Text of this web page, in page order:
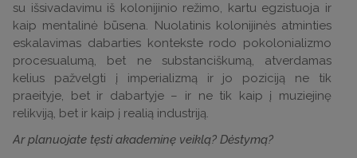
su išsivadavimu iš kolonijinio režimo, kartu egzistuoja ir
kaip mentalinė būsena. Nuolatinis kolonijinės atminties
eskalavimas dabarties kontekste rodo pokolonializmo
procesualumą, bet ne substanciškumą, atverdamas
kelius pažvelgti į imperializmą ir jo poziciją ne tik
praeityje, bet ir dabartyje – ir ne tik kaip į muziejinę
relikviją, bet ir kaip į realią industriją.
Ar planuojate tęsti akademinę veiklą? Dėstymą?